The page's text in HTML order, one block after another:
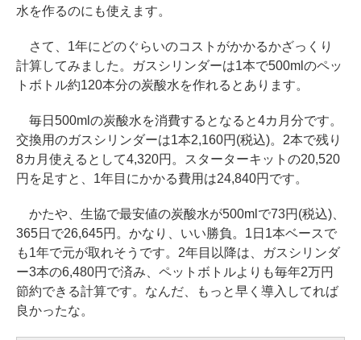
水を作るのにも使えます。
さて、1年にどのぐらいのコストがかかるかざっくり
計算してみました。ガスシリンダーは1本で500mlのペッ
トボトル約120本分の炭酸水を作れるとあります。
毎日500mlの炭酸水を消費するとなると4カ月分です。
交換用のガスシリンダーは1本2,160円(税込)。2本で残り
8カ月使えるとして4,320円。スターターキットの20,520
円を足すと、1年目にかかる費用は24,840円です。
かたや、生協で最安値の炭酸水が500mlで73円(税込)、
365日で26,645円。かなり、いい勝負。1日1本ベースで
も1年で元が取れそうです。2年目以降は、ガスシリンダ
ー3本の6,480円で済み、ペットボトルよりも毎年2万円
節約できる計算です。なんだ、もっと早く導入してれば
良かったな。